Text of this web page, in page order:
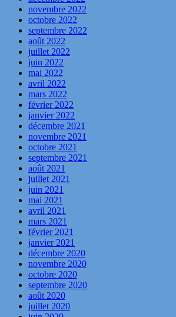
novembre 2022
octobre 2022
septembre 2022
août 2022
juillet 2022
juin 2022
mai 2022
avril 2022
mars 2022
février 2022
janvier 2022
décembre 2021
novembre 2021
octobre 2021
septembre 2021
août 2021
juillet 2021
juin 2021
mai 2021
avril 2021
mars 2021
février 2021
janvier 2021
décembre 2020
novembre 2020
octobre 2020
septembre 2020
août 2020
juillet 2020